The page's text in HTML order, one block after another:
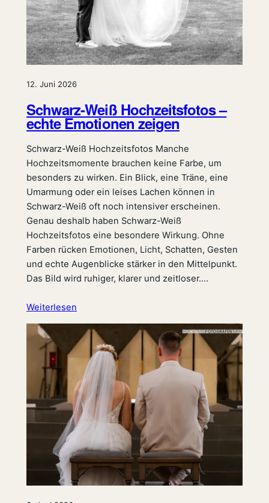
12. Juni 2026
Schwarz-Weiß Hochzeitsfotos –
echte Emotionen zeigen
Schwarz-Weiß Hochzeitsfotos Manche
Hochzeitsmomente brauchen keine Farbe, um
besonders zu wirken. Ein Blick, eine Träne, eine
Umarmung oder ein leises Lachen können in
Schwarz-Weiß oft noch intensiver erscheinen.
Genau deshalb haben Schwarz-Weiß
Hochzeitsfotos eine besondere Wirkung. Ohne
Farben rücken Emotionen, Licht, Schatten, Gesten
und echte Augenblicke stärker in den Mittelpunkt.
Das Bild wird ruhiger, klarer und zeitloser.…
Weiterlesen